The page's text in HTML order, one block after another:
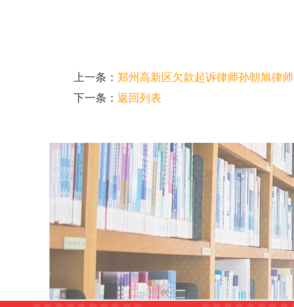
上一条： 郑州高新区欠款起诉律师孙朝旭律师
下一条： 返回列表